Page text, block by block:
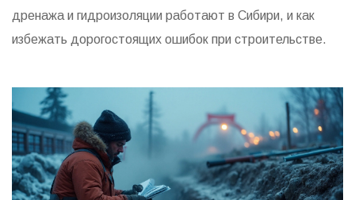
дренажа и гидроизоляции работают в Сибири, и как
избежать дорогостоящих ошибок при строительстве.